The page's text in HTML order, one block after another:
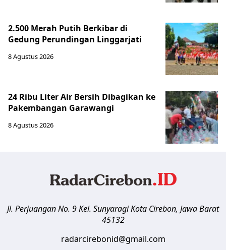
2.500 Merah Putih Berkibar di
Gedung Perundingan Linggarjati
8 Agustus 2026
24 Ribu Liter Air Bersih Dibagikan ke
Pakembangan Garawangi
8 Agustus 2026
Jl. Perjuangan No. 9 Kel. SunyaragiKota Cirebon, Jawa Barat
45132
radarcirebonid@gmail.com